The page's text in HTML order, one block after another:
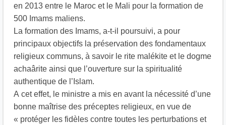
en 2013 entre le Maroc et le Mali pour la formation de
500 Imams maliens.
La formation des Imams, a-t-il poursuivi, a pour
principaux objectifs la préservation des fondamentaux
religieux communs, à savoir le rite malékite et le dogme
achaârite ainsi que l’ouverture sur la spiritualité
authentique de l’Islam.
A cet effet, le ministre a mis en avant la nécessité d’une
bonne maîtrise des préceptes religieux, en vue de
« protéger les fidèles contre toutes les perturbations et